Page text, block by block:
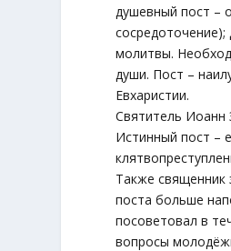
душевный пост –
молитвы.
души. Пост –
Евхаристии.
Святитель Иоанн
Истинный пост –
Также священник
поста больше
посоветовал в
вопросы